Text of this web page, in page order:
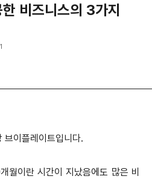
비즈니스의 3가지
브이플레이트입니다.
월이란 시간이 지났음에도 많은 비